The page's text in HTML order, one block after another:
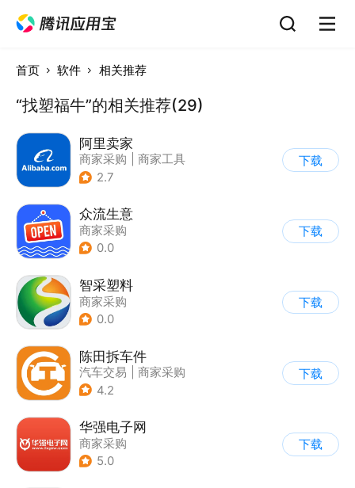
首页 软件 相关推荐
“找塑福牛”的相关推荐(29)
阿里卖家
商家采购
商家工具
2.7
下载
众流生意
商家采购
0.0
下载
智采塑料
商家采购
0.0
下载
陈田拆车件
汽车交易
商家采购
4.2
下载
华强电子网
商家采购
5.0
下载